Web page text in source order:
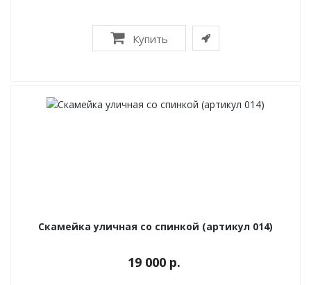
Купить
Скамейка уличная со спинкой (артикул 014)
19 000 р.